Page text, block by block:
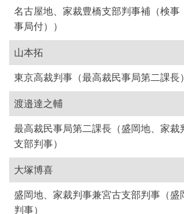
名古屋地、家裁豊橋支部判事補（検事
事局付））
山本拓
東京高裁判事（最高裁民事局第二課長）
渡邉達之輔
最高裁民事局第二課長（盛岡地、家裁
支部判事）
大塚博喜
盛岡地、家裁判事兼宮古支部判事（盛
判事）